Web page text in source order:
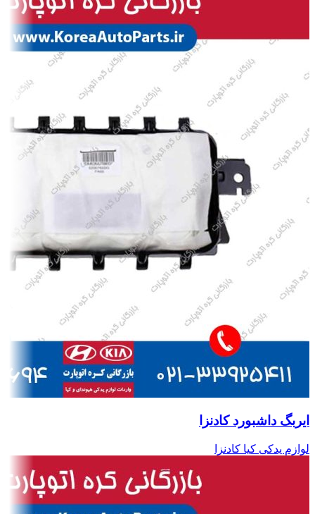
ایربگ داشبورد کادنزا
لوازم یدکی کیا کادنزا